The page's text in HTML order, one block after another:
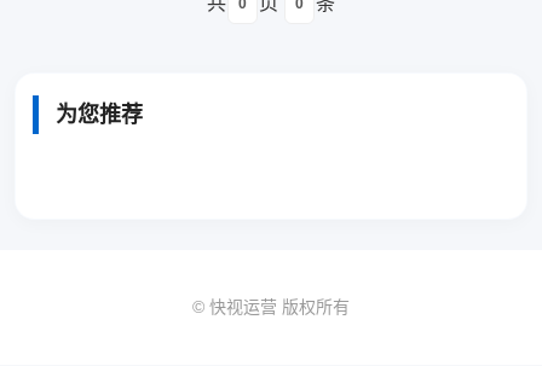
0 0
为您推荐
© 快视运营 版权所有